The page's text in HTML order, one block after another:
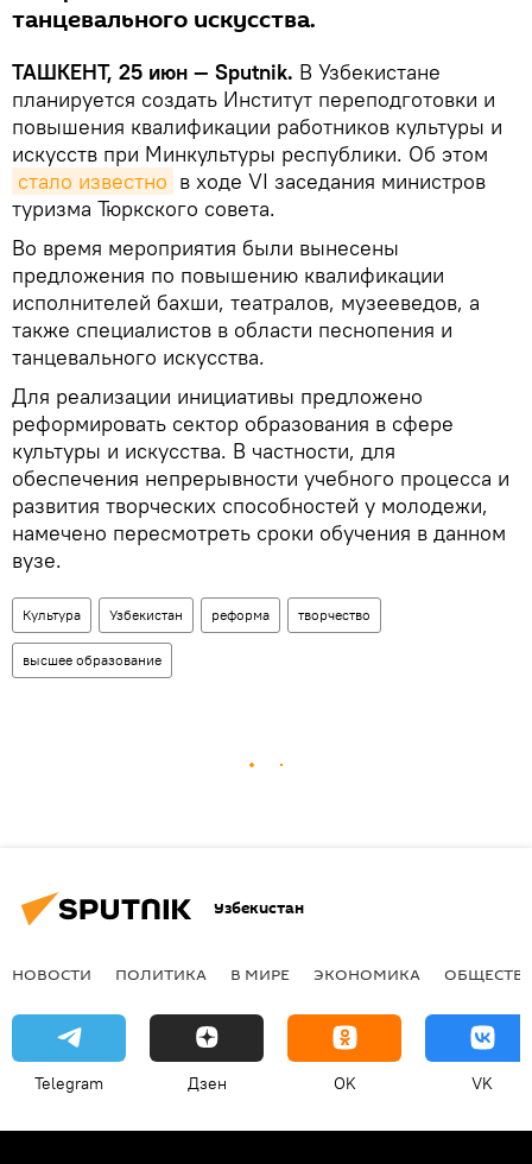
танцевального искусства.
ТАШКЕНТ, 25 июн — Sputnik. В Узбекистане
планируется создать Институт переподготовки и
повышения квалификации работников культуры и
искусств при Минкультуры республики. Об этом
стало известно в ходе VI заседания министров
туризма Тюркского совета.
Во время мероприятия были вынесены
предложения по повышению квалификации
исполнителей бахши, театралов, музееведов, а
также специалистов в области песнопения и
танцевального искусства.
Для реализации инициативы предложено
реформировать сектор образования в сфере
культуры и искусства. В частности, для
обеспечения непрерывности учебного процесса и
развития творческих способностей у молодежи,
намечено пересмотреть сроки обучения в данном
вузе.
Культура Узбекистан реформа творчество
высшее образование
Узбекистан
НОВОСТИ ПОЛИТИКА В МИРЕ ЭКОНОМИКА
Telegram Дзен OK VK